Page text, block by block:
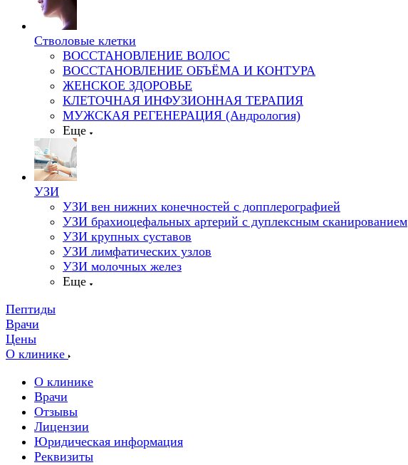
Стволовые клетки
ВОССТАНОВЛЕНИЕ ВОЛОС
ВОССТАНОВЛЕНИЕ ОБЪЁМА И КОНТУРА
ЖЕНСКОЕ ЗДОРОВЬЕ
КЛЕТОЧНАЯ ИНФУЗИОННАЯ ТЕРАПИЯ
МУЖСКАЯ РЕГЕНЕРАЦИЯ (Андрология)
Еще
УЗИ
УЗИ вен нижних конечностей с допплерографией
УЗИ брахиоцефальных артерий с дуплексным сканированием
УЗИ крупных суставов
УЗИ лимфатических узлов
УЗИ молочных желез
Еще
Пептиды
Врачи
Цены
О клинике
О клинике
Врачи
Отзывы
Лицензии
Юридическая информация
Реквизиты